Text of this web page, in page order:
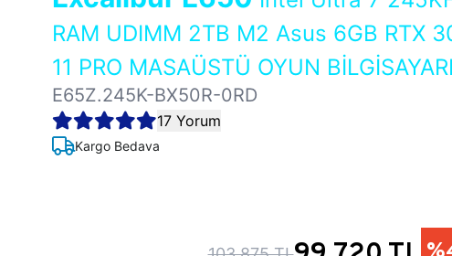
RAM UDIMM 2TB M2 Asus 6GB RTX
11 PRO MASAÜSTÜ OYUN BİLGİSAYARI
E65Z.245K-BX50R-0RD
17 Yorum
Kargo Bedava